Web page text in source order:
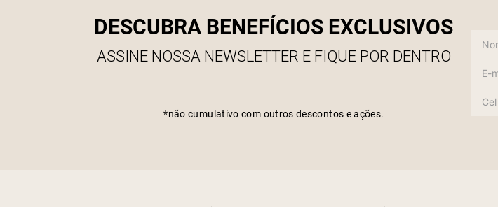
DESCUBRA BENEFÍCIOS EXCLUSIVOS
ASSINE NOSSA NEWSLETTER E FIQUE POR DENTRO
*não cumulativo com outros descontos e ações.